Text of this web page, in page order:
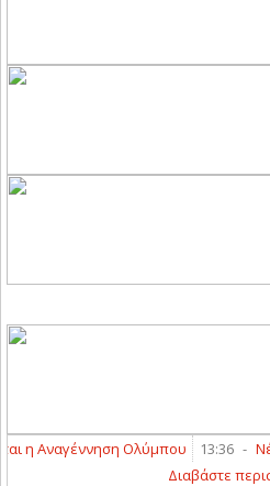
Ολύμπου 13:36 - Νέα προσθήκη
Διαβάστε